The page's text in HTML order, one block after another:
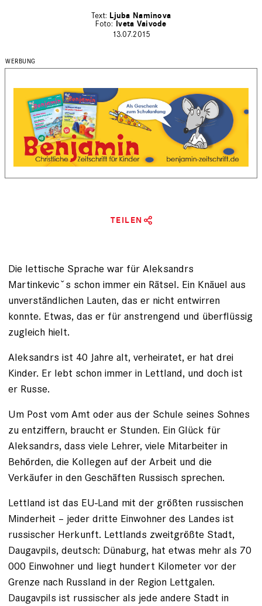
Ljuba Naminova
Iveta Vaivode
13.07.2015
TEILEN
Die lettische Sprache war für Aleksandrs
Martinkevicˇs schon immer ein Rätsel. Ein Knäuel aus
unverständlichen Lauten, das er nicht entwirren
konnte. Etwas, das er für anstrengend und überflüssig
zugleich hielt.
Aleksandrs ist 40 Jahre alt, verheiratet, er hat drei
Kinder. Er lebt schon immer in Lettland, und doch ist
er Russe.
Um Post vom Amt oder aus der Schule seines Sohnes
zu ent­ziffern, braucht er Stunden. Ein Glück für
Aleksandrs, dass viele Lehrer, viele Mitarbeiter in
Behörden, die Kollegen auf der Arbeit und die
Verkäufer in den Geschäften Russisch sprechen.
Lettland ist das EU-Land mit der größten russischen
Minderheit – jeder dritte Einwohner des Landes ist
russischer Herkunft. Lettlands zweitgrößte Stadt,
Daugavpils, deutsch: Dünaburg, hat etwas mehr als 70
000 Einwohner und liegt hundert Kilometer vor der
Grenze nach Russland in der Region Lettgalen.
Daugavpils ist russischer als jede andere Stadt in